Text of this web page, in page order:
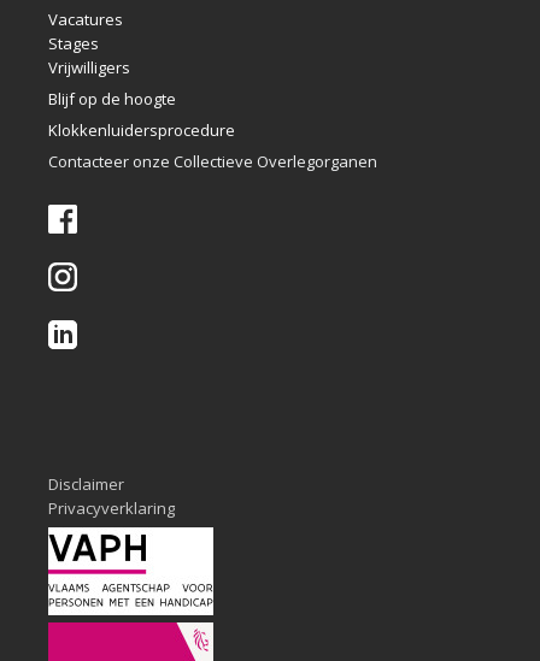
Vacatures
Stages
Vrijwilligers
Blijf op de hoogte
Klokkenluidersprocedure
Contacteer onze Collectieve Overlegorganen
Disclaimer
Privacyverklaring